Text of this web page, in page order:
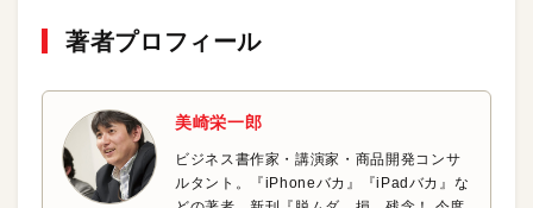
著者プロフィール
美崎栄一郎
ビジネス書作家・講演家・商品開発コンサ
ルタント。『iPhoneバカ』『iPadバカ』な